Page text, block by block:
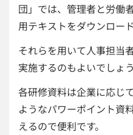
団」では、管理者と労働
用テキストをダウンロー
それらを用いて人事担当
実施するのもよいでしょう
各研修資料は企業に応じ
ようなパワーポイント資
えるので便利です。